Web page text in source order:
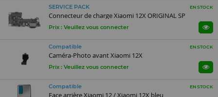
SERVICE PACK EN STOCK
Connecteur de charge Xiaomi 12X ORIGINAL SP
Prix : Veuillez vous connecter
Compatible EN STOCK
Caméra-Photo avant Xiaomi 12X
Prix : Veuillez vous connecter
Compatible EN STOCK
Face arrière Xiaomi 12 / Xiaomi 12X bleu